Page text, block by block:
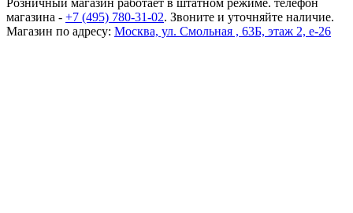
магазина - +7 (495) 780-31-02. Звоните и уточняйте наличие.
Магазин по адресу: Москва, ул. Смольная , 63Б, этаж 2, е-26